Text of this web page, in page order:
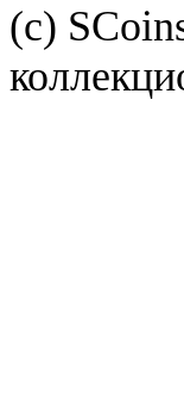
(с)